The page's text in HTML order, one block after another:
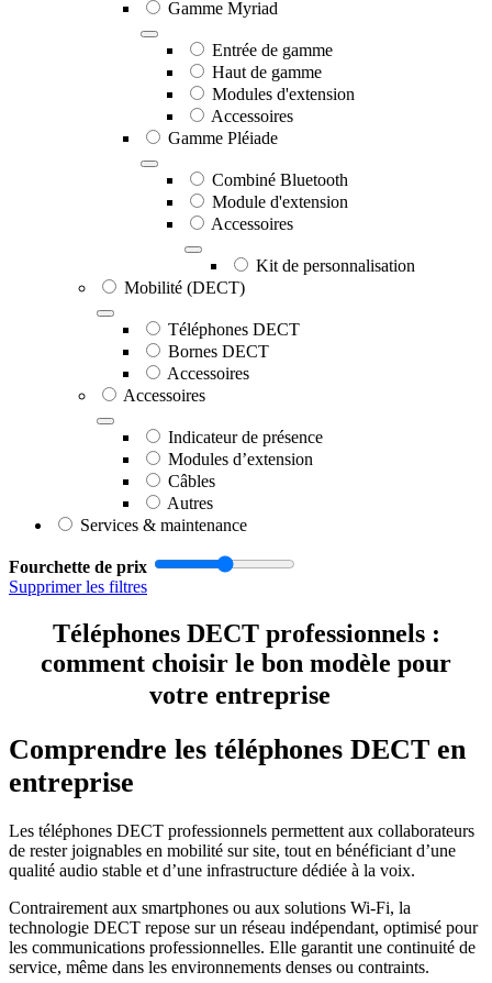
Gamme Myriad
Entrée de gamme
Haut de gamme
Modules d'extension
Accessoires
Gamme Pléiade
Combiné Bluetooth
Module d'extension
Accessoires
Kit de personnalisation
Mobilité (DECT)
Téléphones DECT
Bornes DECT
Accessoires
Accessoires
Indicateur de présence
Modules d’extension
Câbles
Autres
Services & maintenance
Fourchette de prix
Supprimer les filtres
Téléphones DECT professionnels :
comment choisir le bon modèle pour
votre entreprise
Comprendre les téléphones DECT en
entreprise
Les téléphones DECT professionnels permettent aux collaborateurs
de rester joignables en mobilité sur site, tout en bénéficiant d’une
qualité audio stable et d’une infrastructure dédiée à la voix.
Contrairement aux smartphones ou aux solutions Wi-Fi, la
technologie DECT repose sur un réseau indépendant, optimisé pour
les communications professionnelles. Elle garantit une continuité de
service, même dans les environnements denses ou contraints.